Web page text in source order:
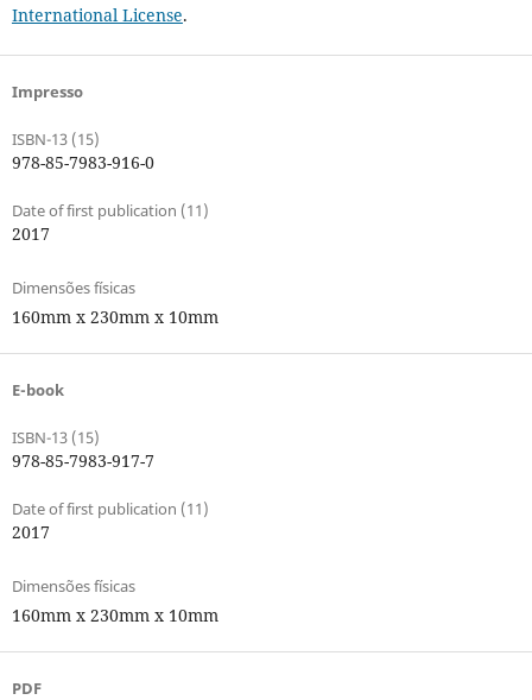
International License.
Impresso
ISBN-13 (15)
978-85-7983-916-0
Date of first publication (11)
2017
Dimensões físicas
160mm x 230mm x 10mm
E-book
ISBN-13 (15)
978-85-7983-917-7
Date of first publication (11)
2017
Dimensões físicas
160mm x 230mm x 10mm
PDF